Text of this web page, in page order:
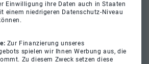
Einwilligung ihre Daten auch in Staaten
einem niedrigeren Datenschutz-Niveau
Zur Finanzierung unseres
spielen wir Ihnen Werbung aus, die
Zu diesem Zweck setzen diese